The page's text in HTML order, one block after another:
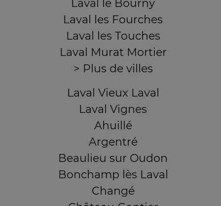
Laval le Bourny
Laval les Fourches
Laval les Touches
Laval Murat Mortier
> Plus de villes
Laval Vieux Laval
Laval Vignes
Ahuillé
Argentré
Beaulieu sur Oudon
Bonchamp lès Laval
Changé